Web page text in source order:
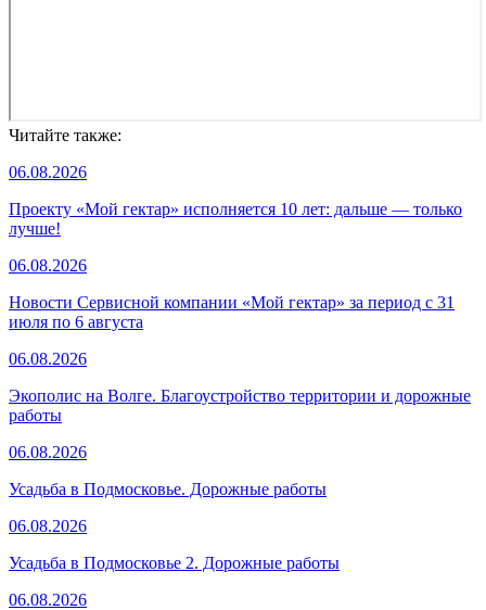
Читайте также:
06.08.2026
Проекту «Мой гектар» исполняется 10 лет: дальше — только
лучше!
06.08.2026
Новости Сервисной компании «Мой гектар» за период с 31
июля по 6 августа
06.08.2026
Экополис на Волге. Благоустройство территории и дорожные
работы
06.08.2026
Усадьба в Подмосковье. Дорожные работы
06.08.2026
Усадьба в Подмосковье 2. Дорожные работы
06.08.2026